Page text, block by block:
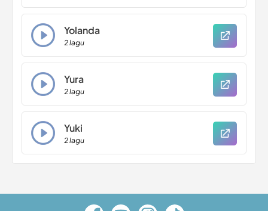
Yolanda
2 lagu
Yura
2 lagu
Yuki
2 lagu